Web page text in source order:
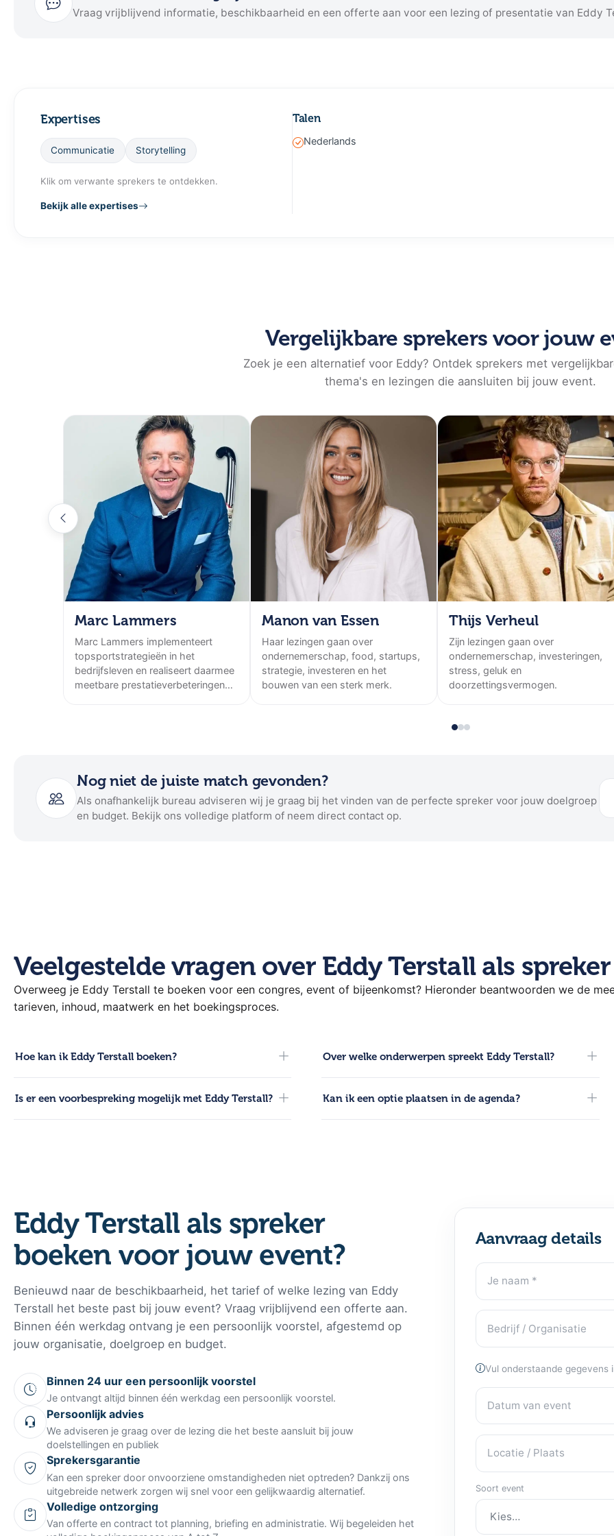
Vraag vrijblijvend informatie, beschikbaarheid en een offerte aan voor een lezing of presentatie van Eddy
Expertises
Communicatie Storytelling
Klik om verwante sprekers te ontdekken.
Bekijk alle expertises
Talen
Nederlands
Vergelijkbare sprekers voor jouw
Zoek je een alternatief voor Eddy? Ontdek sprekers met
thema's en lezingen die aansluiten bij jouw event.
Marc Lammers
Marc Lammers implementeert
topsportstrategieën in het
bedrijfsleven en realiseert daarmee
meetbare prestatieverbeteringen
Manon van Essen
Haar lezingen gaan over
ondernemerschap, food, startups,
strategie, investeren en het
bouwen van een sterk merk.
Thijs Verheul
Zijn lezingen gaan over
ondernemerschap, investeringen,
stress, geluk en
doorzettingsvermogen.
Nog niet de juiste match gevonden?
Als onafhankelijk bureau adviseren wij je graag bij het vinden van de perfecte spreker voor jouw doelgroep
en budget. Bekijk ons volledige platform of neem direct contact op.
Veelgestelde vragen over Eddy Terstall als spreker
Overweeg je Eddy Terstall te boeken voor een congres, event of bijeenkomst? Hieronder beantwoorden we de
tarieven, inhoud, maatwerk en het boekingsproces.
Hoe kan ik Eddy Terstall boeken?
adviseurs. Bel 0321-317 121, start een chat via de website
of mail naar info@hetsprekersburo.nl.
Is er een voorbespreking mogelijk met Eddy Terstall?
Over welke onderwerpen spreekt Eddy Terstall?
contact op voor een overzicht van de meest actuele
lezingen.
Kan ik een optie plaatsen in de agenda?
Eddy Terstall als spreker
boeken voor jouw event?
Benieuwd naar de beschikbaarheid, het tarief of welke lezing van Eddy
Terstall het beste past bij jouw event? Vraag vrijblijvend een offerte aan.
Binnen één werkdag ontvang je een persoonlijk voorstel, afgestemd op
jouw organisatie, doelgroep en budget.
Binnen 24 uur een persoonlijk voorstel
Je ontvangt altijd binnen één werkdag een persoonlijk voorstel.
Persoonlijk advies
We adviseren je graag over de lezing die het beste aansluit bij jouw
doelstellingen en publiek
Sprekersgarantie
Kan een spreker door onvoorziene omstandigheden niet optreden? Dankzij ons
uitgebreide netwerk zorgen wij snel voor een gelijkwaardig alternatief.
Volledige ontzorging
Van offerte en contract tot planning, briefing en administratie. Wij begeleiden het
Aanvraag details
Contactgegevens
Je naam
Bedrijf / Organisatie
Vul onderstaande gegevens
Eventdetails
Datum van event
Locatie / Plaats
Soort event